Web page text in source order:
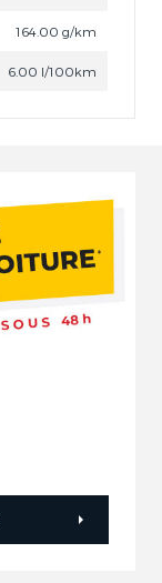
164.00 g/km
6.00 l/100km